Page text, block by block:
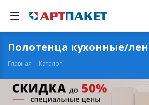
Полотенца кухонные/лен
Главная - Каталог